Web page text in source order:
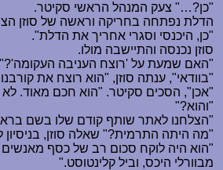
"כן?…" צעק המנהל הראשי סקיטר.
הדלת נפתחה בחריקה וראשה של סוזן
"כן, היכנסי וסגרי אחריך את הדלת".
סוזן נכנסה והתיישבה מולו.
"האם שמעת על 'רוצח העניבה העקומה'?"
"בוודאי", ענתה סוזן, "הוא רוצח את
"אכן", הסכים סקיטר. "הוא חכם מאוד. לא
"והוא?"
"הצלחנו לאתר שותף קודם שלו בשם
"מה היתה התרמית?" שאלה סוזן, בניסיון
"הוא היה לוקח סכום רב של כסף מאנשים
מבוורלי היכס, וביל קלינטוסט."